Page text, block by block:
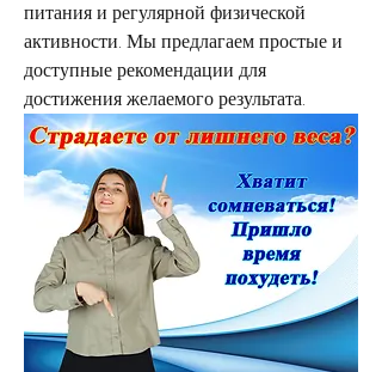
питания и регулярной физической
активности. Мы предлагаем простые и
доступные рекомендации для
достижения желаемого результата.